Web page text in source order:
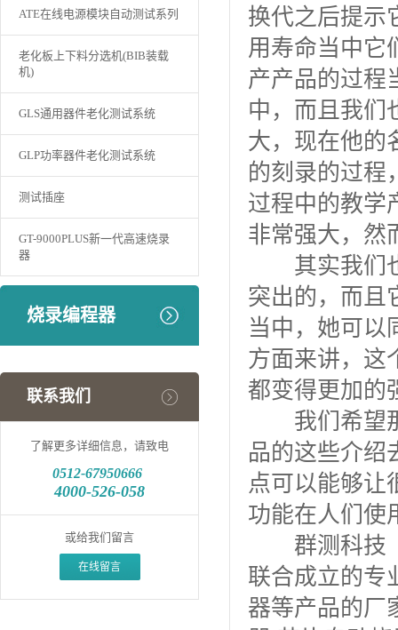
ATE在线电源模块自动测试系列
老化板上下料分选机(BIB装载
机)
GLS通用器件老化测试系统
GLP功率器件老化测试系统
测试插座
GT-9000PLUS新一代高速烧录
器
烧录编程器
联系我们
了解更多详细信息，请致电
0512-67950666
4000-526-058
或给我们留言
在线留言
换代之后提示
用寿命当中它
产产品的过程
中，而且我们
大，现在他的
的刻录的过程
过程中的教学
非常强大，然
其实我们
突出的，而且
当中，她可以
方面来讲，这
都变得更加的
我们希望
品的这些介绍
点可以能够让
功能在人们使
群测科技（
联合成立的专
器等产品的厂